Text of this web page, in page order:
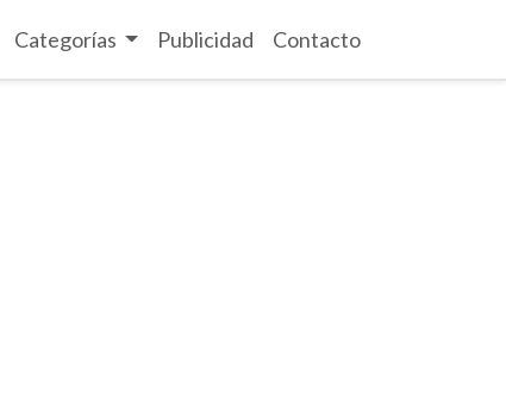
Categorías Publicidad Contacto